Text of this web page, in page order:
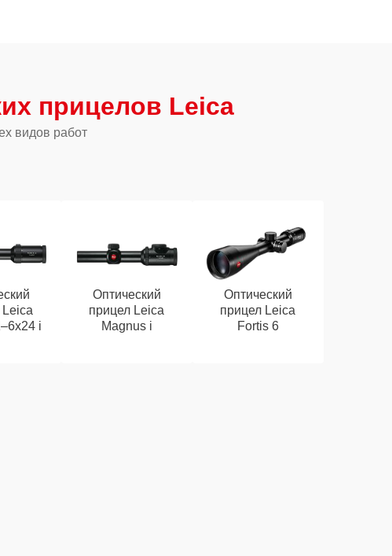
прицелов Leica
видов работ
Leica
i
Оптический
прицел Leica
Magnus i
Оптический
прицел Leica
Fortis 6